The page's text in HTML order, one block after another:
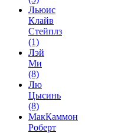
Льюис
Клайв
Стейплз
(1)
Лэй
Ми
(8)
Лю
Цысинь
(8)
МакКаммон
Роберт